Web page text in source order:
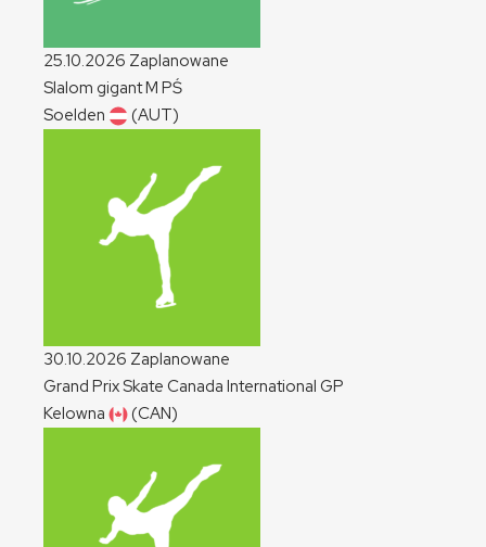
25.10.2026 Zaplanowane
Slalom gigantM PŚ
Soelden
(AUT)
30.10.2026 Zaplanowane
Grand Prix Skate Canada International GP
Kelowna
(CAN)